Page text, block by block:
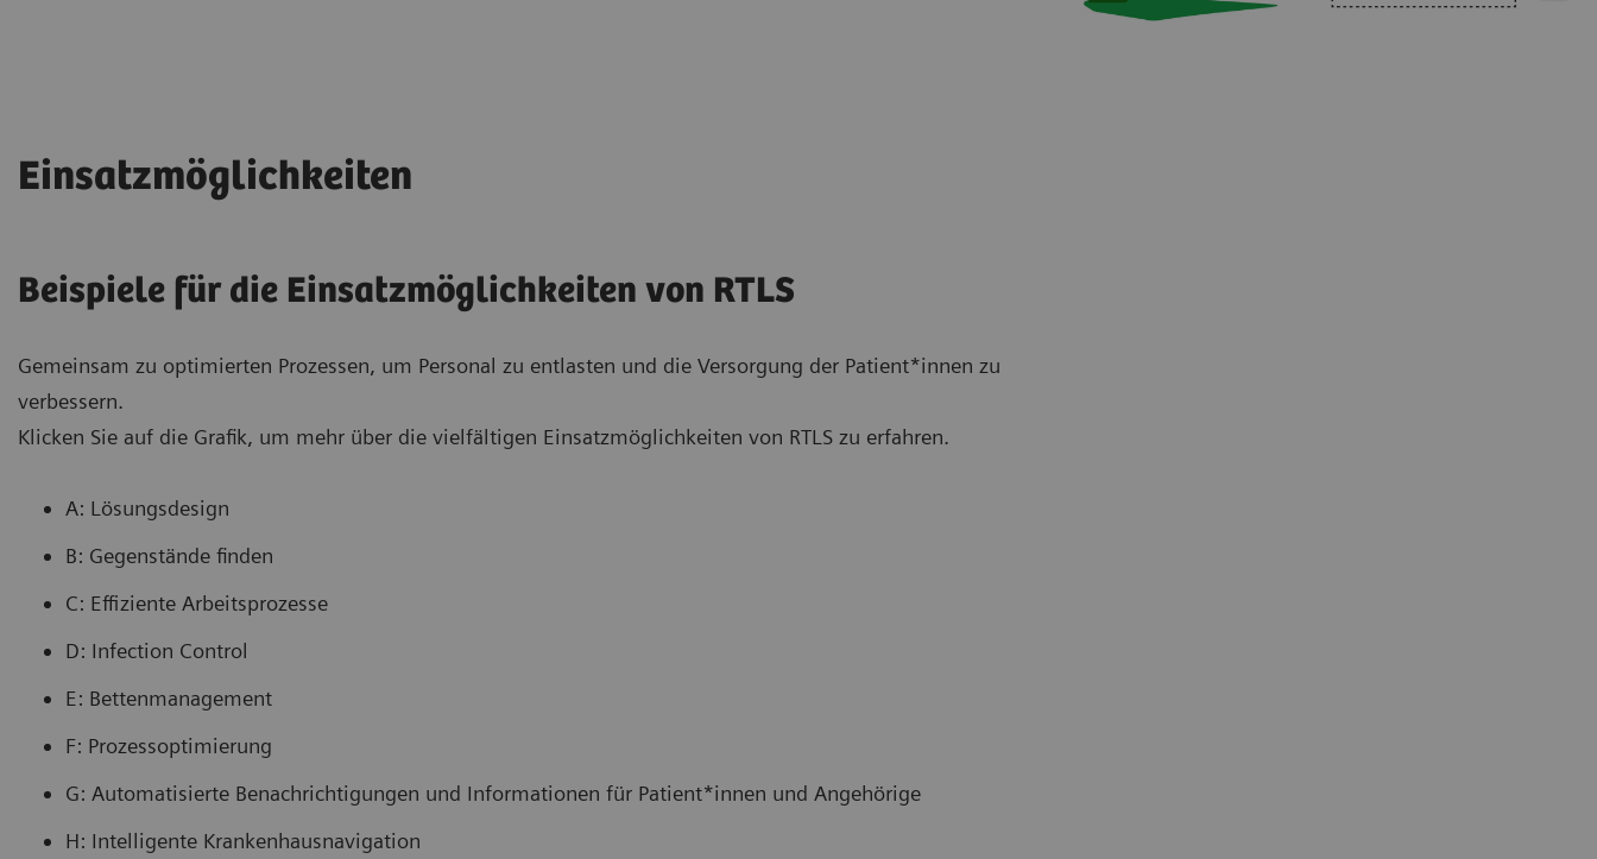
Einsatzmöglichkeiten
Beispiele für die Einsatzmöglichkeiten von RTLS
Gemeinsam zu optimierten Prozessen, um Personal zu entlasten und die Versorgung der Patient*innen zu
verbessern.
Klicken Sie auf die Grafik, um mehr über die vielfältigen Einsatzmöglichkeiten von RTLS zu erfahren.
A: Lösungsdesign
B: Gegenstände finden
C: Effiziente Arbeitsprozesse
D: Infection Control
E: Bettenmanagement
F: Prozessoptimierung
G: Automatisierte Benachrichtigungen und Informationen für Patient*innen und Angehörige
H: Intelligente Krankenhausnavigation